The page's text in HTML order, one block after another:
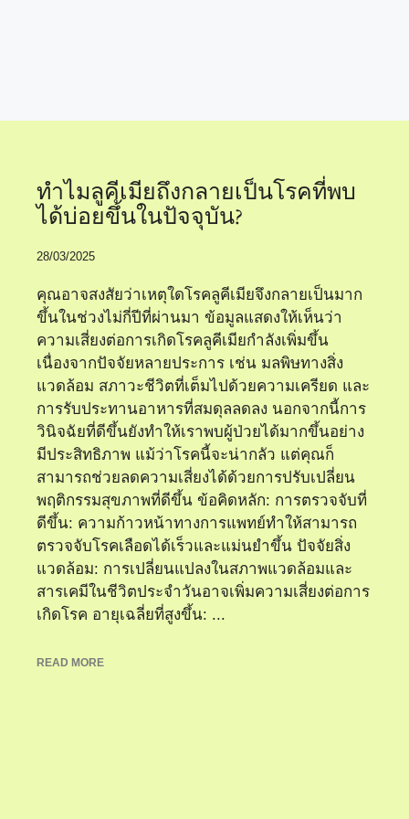
ทำไมลูคีเมียถึงกลายเป็นโรคที่พบ
ได้บ่อยขึ้นในปัจจุบัน?
28/03/2025
คุณอาจสงสัยว่าเหตุใดโรคลูคีเมียจึงกลายเป็นมาก
ขึ้นในช่วงไม่กี่ปีที่ผ่านมา ข้อมูลแสดงให้เห็นว่า
ความเสี่ยงต่อการเกิดโรคลูคีเมียกำลังเพิ่มขึ้น
เนื่องจากปัจจัยหลายประการ เช่น มลพิษทางสิ่ง
แวดล้อม สภาวะชีวิตที่เต็มไปด้วยความเครียด และ
การรับประทานอาหารที่สมดุลลดลง นอกจากนี้การ
วินิจฉัยที่ดีขึ้นยังทำให้เราพบผู้ป่วยได้มากขึ้นอย่าง
มีประสิทธิภาพ แม้ว่าโรคนี้จะน่ากลัว แต่คุณก็
สามารถช่วยลดความเสี่ยงได้ด้วยการปรับเปลี่ยน
พฤติกรรมสุขภาพที่ดีขึ้น ข้อคิดหลัก: การตรวจจับที่
ดีขึ้น: ความก้าวหน้าทางการแพทย์ทำให้สามารถ
ตรวจจับโรคเลือดได้เร็วและแม่นยำขึ้น ปัจจัยสิ่ง
แวดล้อม: การเปลี่ยนแปลงในสภาพแวดล้อมและ
สารเคมีในชีวิตประจำวันอาจเพิ่มความเสี่ยงต่อการ
เกิดโรค อายุเฉลี่ยที่สูงขึ้น: ...
READ MORE